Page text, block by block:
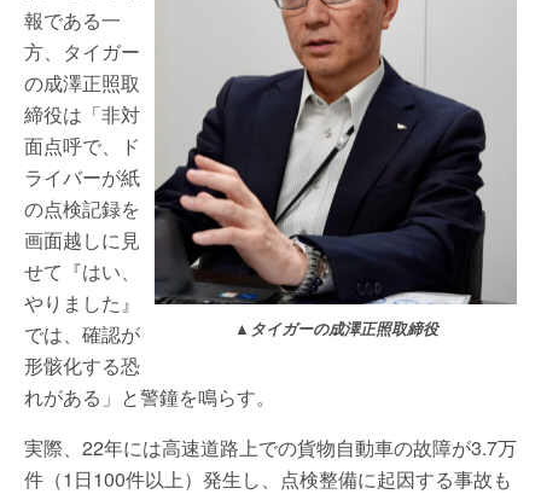
▲ タイガーの成澤正照取締役
報である一
方、タイガー
の成澤正照取
締役は「非対
面点呼で、ド
ライバーが紙
の点検記録を
画面越しに見
せて『はい、
やりました』
では、確認が
形骸化する恐
れがある」と警鐘を鳴らす。
実際、22年には高速道路上での貨物自動車の故障が3.7万
件（1日100件以上）発生し、点検整備に起因する事故も